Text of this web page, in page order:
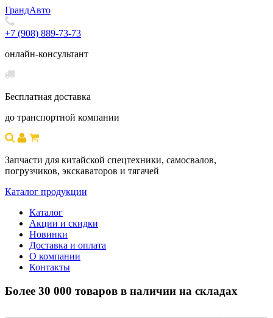
ГрандАвто
+7 (908) 889-73-73
онлайн-консультант
Бесплатная доставка
до транспортной компании
Запчасти для китайской спецтехники, самосвалов,
погрузчиков, экскаваторов и тягачей
Каталог продукции
Каталог
Акции и скидки
Новинки
Доставка и оплата
О компании
Контакты
Более 30 000 товаров в наличии на складах